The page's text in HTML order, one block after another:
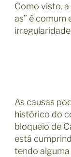
Como visto,
as” é comum
As causas
histórico do
bloqueio de
está
tendo